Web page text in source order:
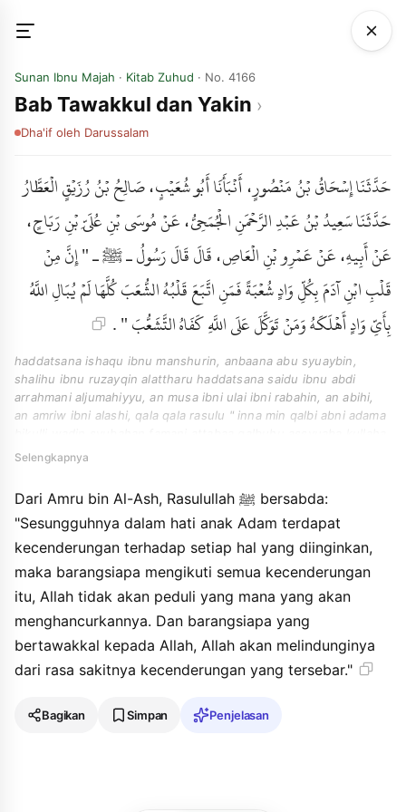
Sunan Ibnu Majah · Kitab Zuhud · No. 4166
Bab Tawakkul dan Yakin
Dha'if oleh Darussalam
حَدَّثَنَا إِسْحَاقُ بْنُ مَنْصُورٍ، أَنْبَأَنَا أَبُو شُعَيْبٍ، صَالِحُ بْنُ رُزَيْقٍ الْعَطَّارُ
حَدَّثَنَا سَعِيدُ بْنُ عَبْدِ الرَّحْمَنِ الْجُمَحِيُّ، عَنْ مُوسَى بْنِ عُلَىِّ بْنِ رَبَاحٍ،
عَنْ أَبِيهِ، عَنْ عَمْرِو بْنِ الْعَاصِ، قَالَ قَالَ رَسُولُ ـ ﷺ ـ " إِنَّ مِنْ
قَلْبِ ابْنِ آدَمَ بِكُلِّ وَادٍ شُعْبَةً فَمَنِ اتَّبَعَ قَلْبُهُ الشُّعَبَ كُلَّهَا لَمْ يُبَالِ اللَّهُ
بِأَىِّ وَادٍ أَهْلَكَهُ وَمَنْ تَوَكَّلَ عَلَى اللَّهِ كَفَاهُ التَّشَعُّبَ " .
haddatsana ishaqu ibnu manshurin, anbaana abu syuaybin,
shalihu ibnu ruzayqin alattharu haddatsana saidu ibnu abdi
arrahmani aljumahiyyu, an musa ibni ulai ibni rabahin, an abihi,
an amriw ibni alashi, qala qala rasulu " inna min qalbi abni adama
lam yubali allahu biai wadin ahlakahu waman tawakkala ala allahi
Selengkapnya
Dari Amru bin Al-Ash, Rasulullah ﷺ bersabda:
"Sesungguhnya dalam hati anak Adam terdapat
kecenderungan terhadap setiap hal yang diinginkan,
maka barangsiapa mengikuti semua kecenderungan
itu, Allah tidak akan peduli yang mana yang akan
menghancurkannya. Dan barangsiapa yang
bertawakkal kepada Allah, Allah akan melindunginya
dari rasa sakitnya kecenderungan yang tersebar."
Bagikan Simpan Penjelasan